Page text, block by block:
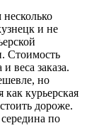
и не
Стоимость
веса заказа.
но
курьерская
дороже.
по